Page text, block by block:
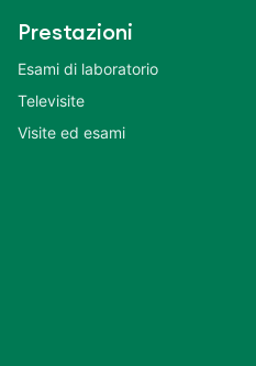
Prestazioni
Esami di laboratorio
Televisite
Visite ed esami